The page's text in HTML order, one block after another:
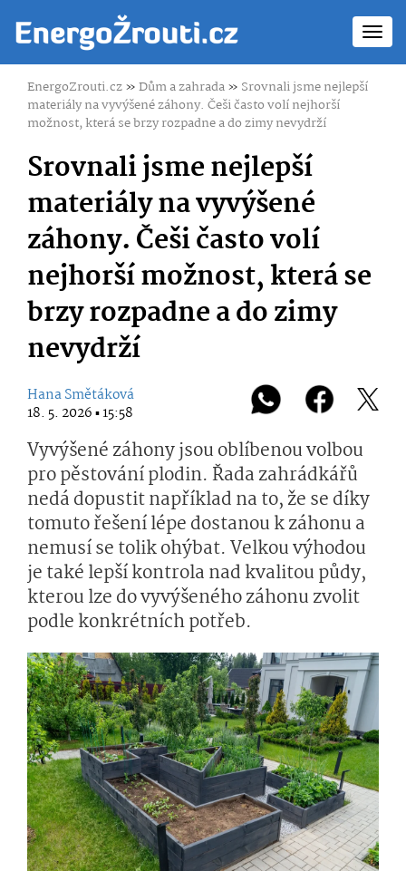
EnergoZrouti.cz»Dům a zahrada» Srovnali jsme nejlepší
materiály na vyvýšené záhony. Češi často volí nejhorší
možnost, která se brzy rozpadne a do zimy nevydrží
Srovnali jsme nejlepší
materiály na vyvýšené
záhony. Češi často volí
nejhorší možnost, která se
brzy rozpadne a do zimy
nevydrží
Hana Smětáková
18. 5. 2026 ▪ 15:58
Vyvýšené záhony jsou oblíbenou volbou
pro pěstování plodin. Řada zahrádkářů
nedá dopustit například na to, že se díky
tomuto řešení lépe dostanou k záhonu a
nemusí se tolik ohýbat. Velkou výhodou
je také lepší kontrola nad kvalitou půdy,
kterou lze do vyvýšeného záhonu zvolit
podle konkrétních potřeb.